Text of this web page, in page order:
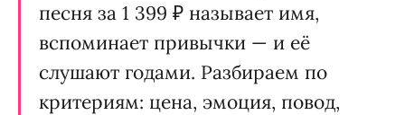
песня за 1 399 ₽ называет имя,
вспоминает привычки — и её
слушают годами. Разбираем по
критериям: цена, эмоция, повод,